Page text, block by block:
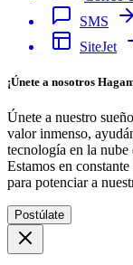
SMS
SiteJet
¡Únete a nosotros
Únete a nuestro
valor inmenso,
tecnología en la nube
Estamos en
para potenciar a
Postúlate